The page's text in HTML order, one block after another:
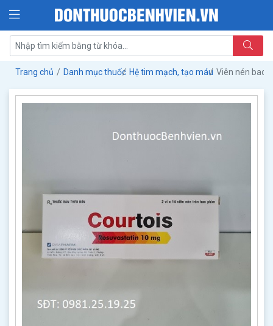
Trang chủ Danh mục thuốc Hệ tim mạch, tạo máu Viên nén bao